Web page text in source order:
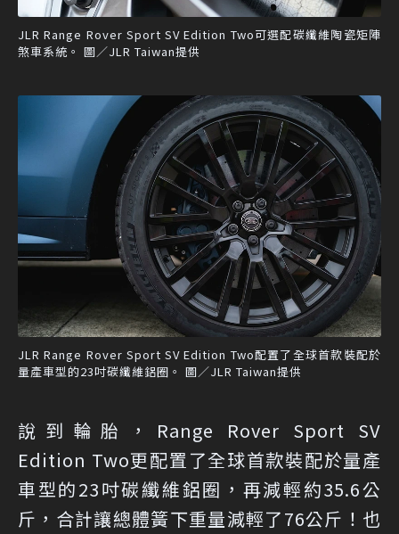
JLR Range Rover Sport SV Edition Two可選配碳纖維陶瓷矩陣
煞車系統。 圖／JLR Taiwan提供
JLR Range Rover Sport SV Edition Two配置了全球首款裝配於
量產車型的23吋碳纖維鋁圈。 圖／JLR Taiwan提供
說到輪胎，Range Rover Sport SV
Edition Two更配置了全球首款裝配於量產
車型的23吋碳纖維鋁圈，再減輕約35.6公
斤，合計讓總體簧下重量減輕了76公斤！也